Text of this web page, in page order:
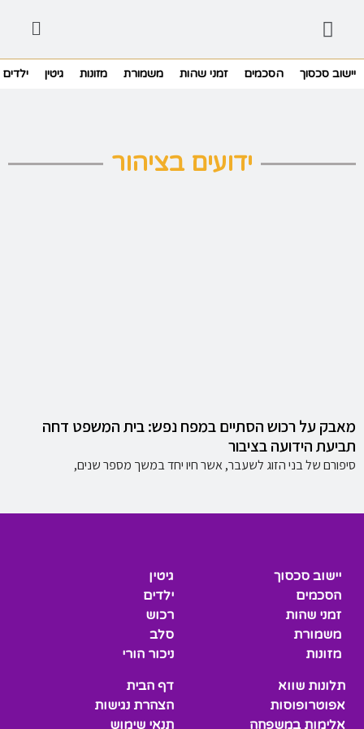
יישוב סכסוך הסכמים זמני שהות משמורת מזונות גיטין ילדים
ידועים בציהור
מאבק על רכוש הסתיים במפח נפש: בית המשפט דחה
תביעת הידועה בציבור
סיפורם של בני הזוג לשעבר, אשר חיו יחד במשך מספר שנים,
יישוב סכסוך
הסכמים
זמני שהות
משמורת
מזונות
גיטין
ילדים
רכוש
סלב
ניכור הורי
תלונות שווא
אפוטרופוסות
אלימות במשפחה
דף הבית
הצהרת נגישות
תנאי שימוש